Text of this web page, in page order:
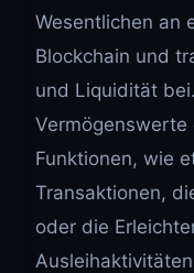
Wesentlichen an
Blockchain und
und Liquidität
Vermögenswerte
Funktionen, wie
Transaktionen,
oder die